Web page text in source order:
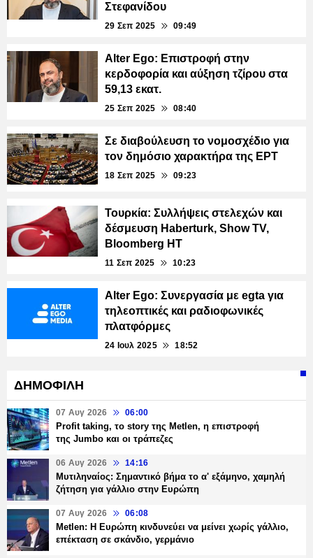
Στεφανίδου
29 Σεπ 2025 09:49
Alter Ego: Επιστροφή στην
κερδοφορία και αύξηση τζίρου στα
59,13 εκατ.
25 Σεπ 2025 08:40
Σε διαβούλευση το νομοσχέδιο για
τον δημόσιο χαρακτήρα της ΕΡΤ
18 Σεπ 2025 09:23
Τουρκία: Συλλήψεις στελεχών και
δέσμευση Haberturk, Show TV,
Bloomberg HT
11 Σεπ 2025 10:23
Alter Ego: Συνεργασία με egta για
τηλεοπτικές και ραδιοφωνικές
πλατφόρμες
24 Ιουλ 2025 18:52
ΔΗΜΟΦΙΛΗ
07 Αυγ 2026 06:00
Profit taking, το story της Metlen, η επιστροφή
της Jumbo και οι τράπεζες
06 Αυγ 2026 14:16
Μυτιληναίος: Σημαντικό βήμα το α' εξάμηνο, χαμηλή
ζήτηση για γάλλιο στην Ευρώπη
07 Αυγ 2026 06:08
Metlen: Η Ευρώπη κινδυνεύει να μείνει χωρίς γάλλιο,
επέκταση σε σκάνδιο, γερμάνιο